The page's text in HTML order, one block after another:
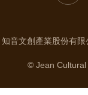
知音文創產業股份有
© Jean Cultural